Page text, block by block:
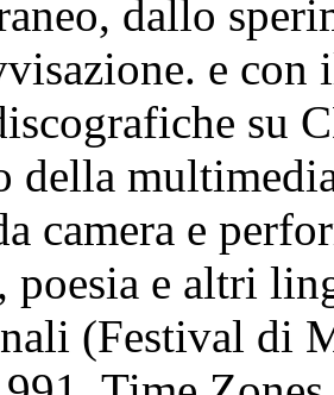
dallo
e con
su
della
camera e
poesia e altri
(Festival di